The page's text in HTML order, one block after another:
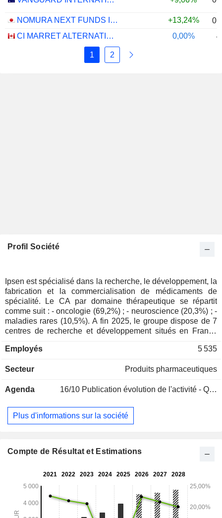
NOMURA NEXT FUNDS INTERNATIONAL EQUITY MSCI-KOKUSAI (UNHEDGED) ETF - JPY +13,24%
CI MARRET ALTERNATIVE ABSOLUTE RETURN BOND ETF - CAD
0,00% -
1 2
Profil Société
Ipsen est spécialisé dans la recherche, le développement, la
fabrication et la commercialisation de médicaments de
spécialité. Le CA par domaine thérapeutique se répartit
comme suit : - oncologie (69,2%) ; - neuroscience (20,3%) ; -
maladies rares (10,5%). A fin 2025, le groupe dispose de 7
centres de recherche et développement situés en France
sites de production dans le monde. La répartition
(31,7%), Etats-Unis (32,9%), Amérique du Nord (2,2%) et
Employés 5 535
Secteur Produits pharmaceutiques
Agenda 16/10 Publication évolution de l'activité - Q3 2026
Plus d'informations sur la société
Compte de Résultat et Estimations